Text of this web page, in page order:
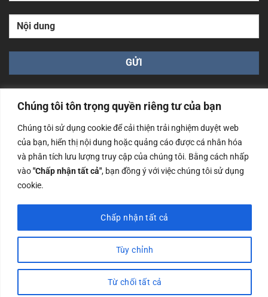
Chúng tôi tôn trọng quyền riêng tư của bạn
Chúng tôi sử dụng cookie để cải thiện trải nghiệm duyệt web
của bạn, hiển thị nội dung hoặc quảng cáo được cá nhân hóa
và phân tích lưu lượng truy cập của chúng tôi. Bằng cách nhấp
vào"Chấp nhận tất cả", bạn đồng ý với việc chúng tôi sử dụng
cookie.
Tùy chỉnh
Từ chối tất cả
Chấp nhận tất cả
Công ty TNHH Nam Bình Xương - Số ĐKKD: 0108783483
cấp ngày 14/06/2019 bởi Sở Kế Hoạch và Đầu Tư Tp. Hà
Nội
Copyrights @2023 Nam Binh Xuong. All Rights Reserved